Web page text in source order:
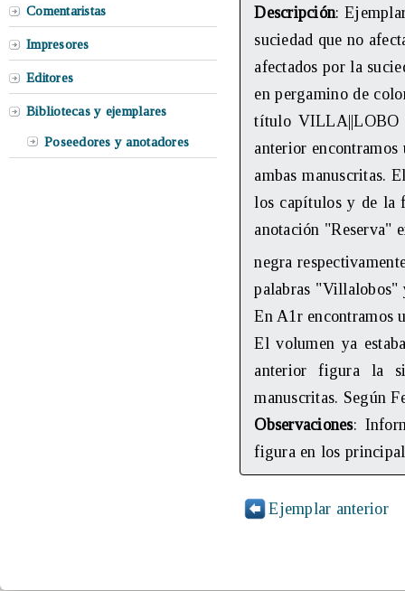
Comentaristas
Impresores
Editores
Bibliotecas y ejemplares
Poseedores y anotadores
Descripción:
suciedad que no
afectados por la
en pergamino de
título VILLA||LOBO
anterior
ambas manuscritas.
los capítulos y de la
anotación "Reserva"
negra
palabras
En A1r encontramos
El volumen ya
anterior figura la
manuscritas. Según
Observaciones:
figura en los
Ejemplar anterior